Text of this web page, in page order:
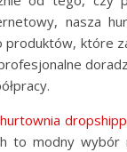
nasza
produktów, które
hurtownia
to modny